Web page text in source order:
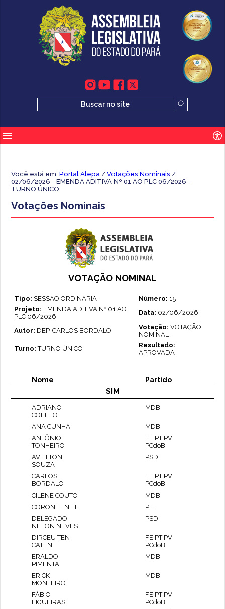
Você está em:Portal Alepa /Votações Nominais /
02/06/2026 - EMENDA ADITIVA Nº 01 AO PLC 06/2026 -
TURNO ÚNICO
Votações Nominais
VOTAÇÃO NOMINAL
Tipo: SESSÃO ORDINÁRIA Número: 15
Projeto: EMENDA ADITIVA Nº 01 AO
PLC 06/2026
Data: 02/06/2026
Autor: DEP. CARLOS BORDALO Votação: VOTAÇÃO
NOMINAL
Turno: TURNO ÚNICO
Resultado:
APROVADA
Nome Partido
SIM
ADRIANO
COELHO
MDB
ANA CUNHA
MDB
ANTÔNIO
TONHEIRO
FE PT PV
PCdoB
AVEILTON
SOUZA
PSD
CARLOS
BORDALO
FE PT PV
PCdoB
CILENE COUTO
MDB
CORONEL NEIL
PL
DELEGADO
NILTON NEVES
PSD
DIRCEU TEN
CATEN
FE PT PV
PCdoB
ERALDO
PIMENTA
MDB
ERICK
MONTEIRO
MDB
FÁBIO
FIGUEIRAS
FE PT PV
PCdoB